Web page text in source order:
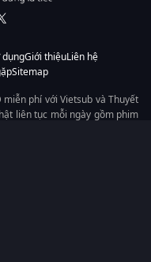
Giới thiệuLiên hệ
Sitemap
phí với Vietsub và Thuyết
liên tục mỗi ngày gồm phim